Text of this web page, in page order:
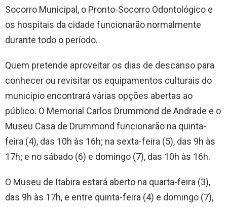
Socorro Municipal, o Pronto-Socorro Odontológico e
os hospitais da cidade funcionarão normalmente
durante todo o período.
Quem pretende aproveitar os dias de descanso para
conhecer ou revisitar os equipamentos culturais do
município encontrará várias opções abertas ao
público. O Memorial Carlos Drummond de Andrade e o
Museu Casa de Drummond funcionarão na quinta-
feira (4), das 10h às 16h; na sexta-feira (5), das 9h às
17h; e no sábado (6) e domingo (7), das 10h às 16h.
O Museu de Itabira estará aberto na quarta-feira (3),
das 9h às 17h, e entre quinta-feira (4) e domingo (7),